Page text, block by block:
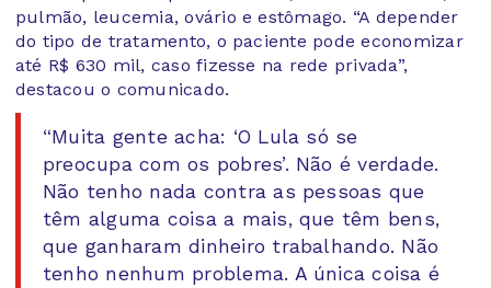
pulmão, leucemia, ovário e estômago. “A depender
do tipo de tratamento, o paciente pode economizar
até R$ 630 mil, caso fizesse na rede privada”,
destacou o comunicado.
“Muita gente acha: ‘O Lula só se
preocupa com os pobres’. Não é verdade.
Não tenho nada contra as pessoas que
têm alguma coisa a mais, que têm bens,
que ganharam dinheiro trabalhando. Não
tenho nenhum problema. A única coisa é